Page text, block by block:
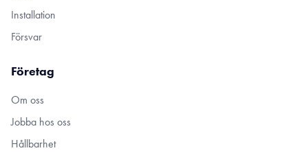
Installation
Försvar
Företag
Om oss
Jobba hos oss
Hållbarhet